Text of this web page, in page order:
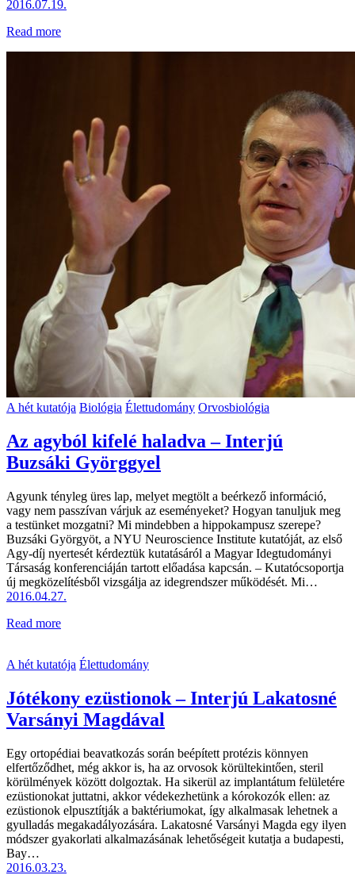
2016.07.19.
Read more
A hét kutatója Biológia Élettudomány Orvosbiológia
Az agyból kifelé haladva – Interjú
Buzsáki Györggyel
Agyunk tényleg üres lap, melyet megtölt a beérkező információ,
vagy nem passzívan várjuk az eseményeket? Hogyan tanuljuk meg
a testünket mozgatni? Mi mindebben a hippokampusz szerepe?
Buzsáki Györgyöt, a NYU Neuroscience Institute kutatóját, az első
Agy-díj nyertesét kérdeztük kutatásáról a Magyar Idegtudományi
Társaság konferenciáján tartott előadása kapcsán. – Kutatócsoportja
új megközelítésből vizsgálja az idegrendszer működését. Mi…
2016.04.27.
Read more
A hét kutatója Élettudomány
Jótékony ezüstionok – Interjú Lakatosné
Varsányi Magdával
Egy ortopédiai beavatkozás során beépített protézis könnyen
elfertőződhet, még akkor is, ha az orvosok körültekintően, steril
körülmények között dolgoztak. Ha sikerül az implantátum felületére
ezüstionokat juttatni, akkor védekezhetünk a kórokozók ellen:­ az
ezüstionok elpusztítják a baktériumokat, így alkalmasak lehetnek a
gyulladás megakadályozására. Lakatosné Varsányi Magda egy ilyen
módszer gyakorlati alkalmazásának lehetőségeit kutatja a budapesti,
Bay…
2016.03.23.